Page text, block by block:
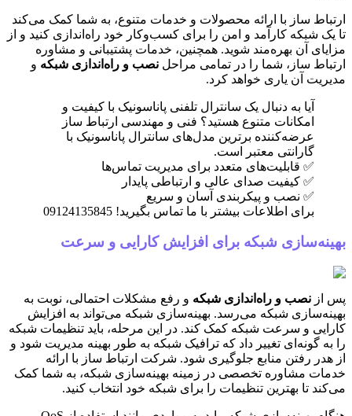
ارتباط ساز با ارائه محصولات و خدمات متنوع، به شما کمک می‌کند
تا یک شبکه کارآمد و امن را برای کسب‌وکار خود راه‌اندازی کنید و از
مزایای آن بهره‌مند شوید. همچنین، خدمات پشتیبانی و مشاوره
ارتباط ساز، شما را در تمامی مراحل نصب و راه‌اندازی شبکه و
مدیریت آن یاری خواهد کرد.
آیا به دنبال یک سانترال تلفنی پاناسونیک با کیفیت و
امکانات متنوع هستید؟ فنی و مهندسی ارتباط ساز
عرضه‌کننده برترین مدل‌های سانترال پاناسونیک با
گارانتی معتبر است.
✅ قابلیت‌های متعدد برای مدیریت تماس‌ها
✅ کیفیت صدای عالی و ارتباطی پایدار
✅ نصب و پیکربندی آسان و سریع
برای اطلاعات بیشتر با ما تماس بگیرید! 09124135845
بهینه‌سازی شبکه برای افزایش کارایی و سرعت
پس از نصب و راه‌اندازی شبکه و رفع مشکلات احتمالی، نوبت به
بهینه‌سازی شبکه می‌رسد. بهینه‌سازی شبکه می‌تواند به افزایش
کارایی و سرعت شبکه کمک کند. در این مرحله، باید تنظیمات شبکه
را به گونه‌ای تغییر داد که ترافیک شبکه به طور بهینه مدیریت شود و
از هدر رفتن منابع جلوگیری شود. شرکت ارتباط ساز با ارائه
خدمات مشاوره تخصصی در زمینه بهینه‌سازی شبکه، به شما کمک
می‌کند تا بهترین تنظیمات را برای شبکه خود انتخاب کنید.